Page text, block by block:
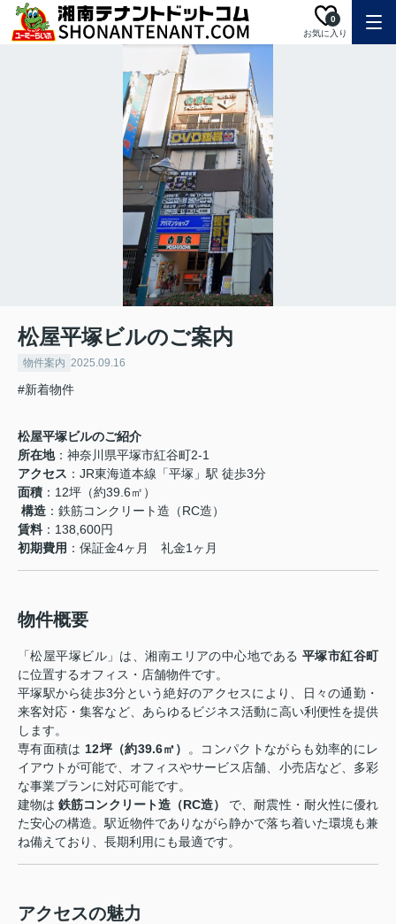
お気に入り
0
松屋平塚ビルのご案内
物件案内 2025.09.16
#新着物件
松屋平塚ビルのご紹介
所在地：神奈川県平塚市紅谷町2-1
アクセス ：JR東海道本線「平塚」駅 徒歩3分
面積 ：12坪（約39.6㎡）
構造 ：鉄筋コンクリート造（RC造）
賃料：138,600円
初期費用 ：保証金4ヶ月 礼金1ヶ月
物件概要
「松屋平塚ビル」は、湘南エリアの中心地である 平塚市紅谷町
に位置するオフィス・店舗物件です。
平塚駅から徒歩3分という絶好のアクセスにより、日々の通勤・
来客対応・集客など、あらゆるビジネス活動に高い利便性を提供
します。
専有面積は 12坪（約39.6㎡）
。コンパクトながらも効率的にレ
イアウトが可能で、オフィスやサービス店舗、小売店など、多彩
な事業プランに対応可能です。
建物は鉄筋コンクリート造（RC造）
で、耐震性・耐火性に優れ
た安心の構造。駅近物件でありながら静かで落ち着いた環境も兼
ね備えており、長期利用にも最適です。
アクセスの魅力